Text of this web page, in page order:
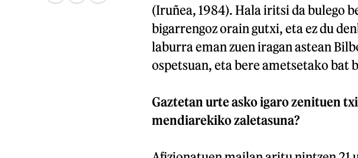
(Iruñea, 1984). Hala iritsi da bulego
bigarrengoz orain gutxi, eta ez du
laburra eman zuen iragan astean
ospetsuan, eta bere ametsetako bat
Gaztetan urte asko igaro zenituen
mendiarekiko zaletasuna?